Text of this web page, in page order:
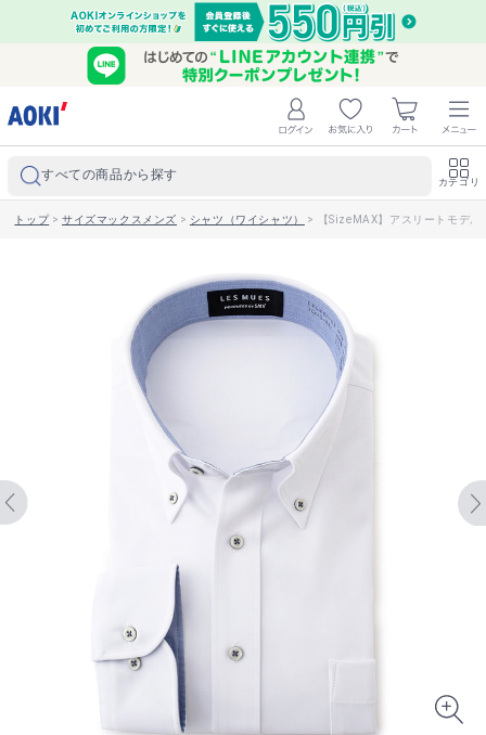
すべての商品から探す カテゴリ
トップ>サイズマックスメンズ > シャツ（ワイシャツ） > 【SizeMAX】アスリートモデ